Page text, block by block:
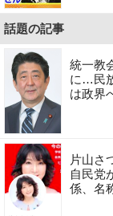
話題の記事
統一教
に…民
は政界
片山さ
自民党
係、名